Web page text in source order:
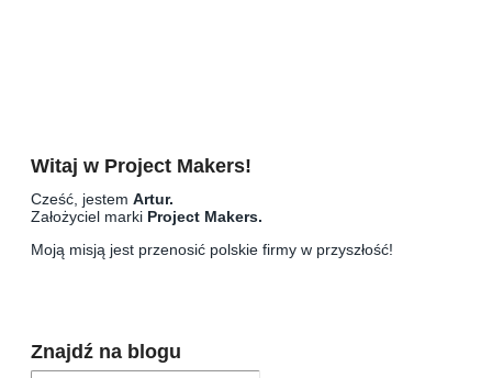
Witaj w Project Makers!
Cześć, jestem Artur.
Założyciel marki Project Makers.
Moją misją jest przenosić polskie firmy w przyszłość!
Znajdź na blogu